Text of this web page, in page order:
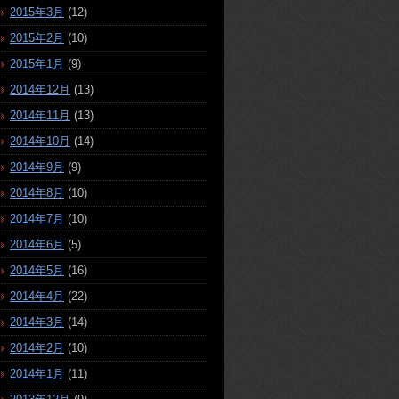
2015年3月 (12)
2015年2月 (10)
2015年1月 (9)
2014年12月 (13)
2014年11月 (13)
2014年10月 (14)
2014年9月 (9)
2014年8月 (10)
2014年7月 (10)
2014年6月 (5)
2014年5月 (16)
2014年4月 (22)
2014年3月 (14)
2014年2月 (10)
2014年1月 (11)